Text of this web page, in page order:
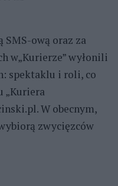
SMS-ową oraz za
w„Kurierze” wyłonili
spektaklu i roli, co
„Kuriera
W obecnym,
zwycięzców